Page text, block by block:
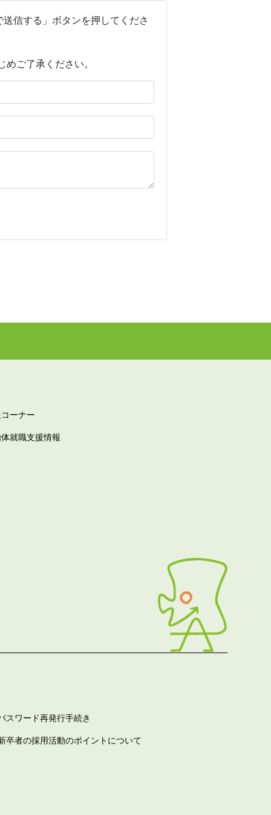
信する」ボタンを押してくださ
ご了承ください。
ーナー
就職支援情報
スワード再発行手続き
卒者の採用活動のポイントについて